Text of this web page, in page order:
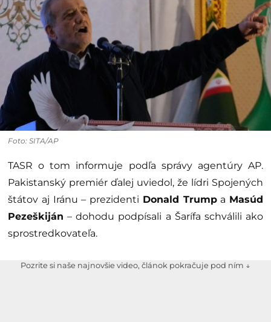
Foto: SITA/AP
TASR o tom informuje podľa správy agentúry AP.
Pakistanský premiér ďalej uviedol, že lídri Spojených
štátov aj Iránu – prezidenti Donald Trumpa Masúd
Pezeškiján – dohodu podpísali a Šarífa schválili ako
sprostredkovateľa.
Pozrite si naše najnovšie video, článok pokračuje pod ním ↓